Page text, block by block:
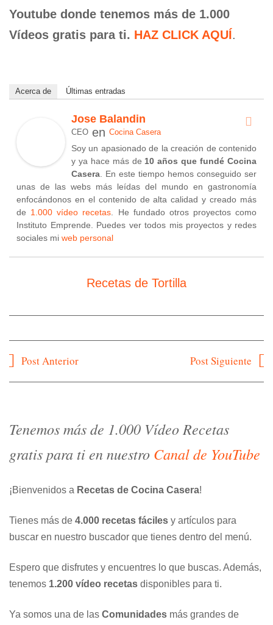
Youtube donde tenemos más de 1.000
Vídeos gratis para ti. HAZ CLICK AQUÍ.
Acerca de Últimas entradas
Jose Balandin
CEO en Cocina Casera
Soy un apasionado de la creación de contenido
y ya hace más de 10 años que fundé Cocina
Casera . En este tiempo hemos conseguido ser
unas de las webs más leídas del mundo en gastronomía
enfocándonos en el contenido de alta calidad y creado más
de 1.000 vídeo recetas . He fundado otros proyectos como
Instituto Emprende. Puedes ver todos mis proyectos y redes
sociales mi web personal
Recetas de Tortilla
Navegación
Post Anterior Post Siguiente
Tenemos más de 1.000 Vídeo Recetas
gratis para ti en nuestro Canal de YouTube
¡Bienvenidos a Recetas de Cocina Casera!
Tienes más de 4.000 recetas fáciles y artículos para
buscar en nuestro buscador que tienes dentro del menú.
Espero que disfrutes y encuentres lo que buscas. Además,
tenemos 1.200 vídeo recetas disponibles para ti.
Ya somos una de las Comunidades más grandes de